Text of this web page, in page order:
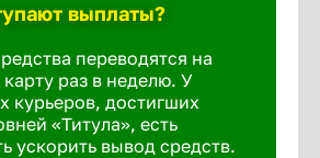
выплаты?
переводятся на
раз в неделю. У
курьеров, достигших
«Титула», есть
ускорить вывод средств.